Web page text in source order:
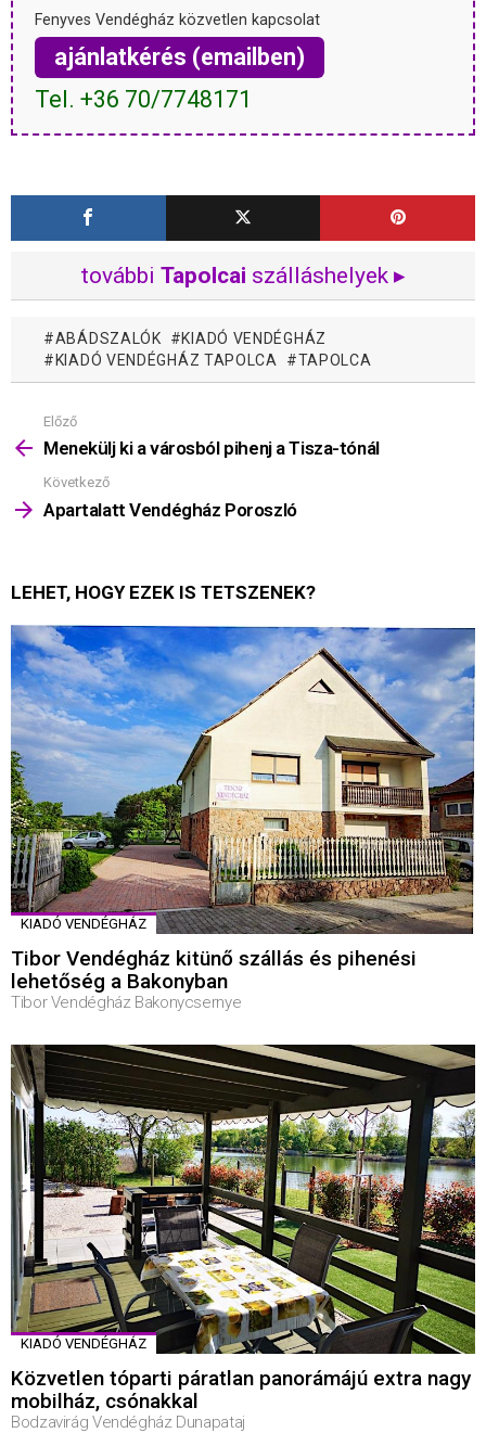
Fenyves Vendégház közvetlen kapcsolat
ajánlatkérés (emailben)
Tel. +36 70/7748171
további Tapolcai szálláshelyek ▸
ABÁDSZALÓK
KIADÓ VENDÉGHÁZ
KIADÓ VENDÉGHÁZ TAPOLCA
TAPOLCA
Mutass
többet
Előző
Menekülj ki a városból pihenj a Tisza-tónál
Következő
Apartalatt Vendégház Poroszló
LEHET, HOGY EZEK IS TETSZENEK?
KIADÓ VENDÉGHÁZ
Tibor Vendégház kitünő szállás és pihenési
lehetőség a Bakonyban
Tibor Vendégház Bakonycsernye
KIADÓ VENDÉGHÁZ
Közvetlen tóparti páratlan panorámájú extra nagy
mobilház, csónakkal
Bodzavirág Vendégház Dunapataj